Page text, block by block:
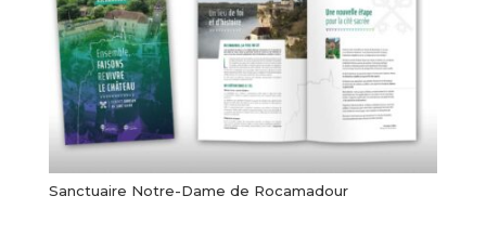
Sanctuaire Notre-Dame de Rocamadour